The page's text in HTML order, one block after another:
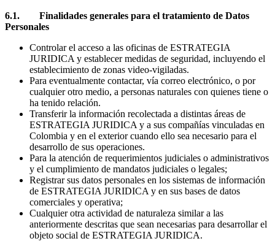
6.1. Finalidades generales para el tratamiento de Datos
Personales
Controlar el acceso a las oficinas de ESTRATEGIA
JURIDICA y establecer medidas de seguridad, incluyendo el
establecimiento de zonas video-vigiladas.
Para eventualmente contactar, vía correo electrónico, o por
cualquier otro medio, a personas naturales con quienes tiene o
ha tenido relación.
Transferir la información recolectada a distintas áreas de
ESTRATEGIA JURIDICA y a sus compañías vinculadas en
Colombia y en el exterior cuando ello sea necesario para el
desarrollo de sus operaciones.
Para la atención de requerimientos judiciales o administrativos
y el cumplimiento de mandatos judiciales o legales;
Registrar sus datos personales en los sistemas de información
de ESTRATEGIA JURIDICA y en sus bases de datos
comerciales y operativa;
Cualquier otra actividad de naturaleza similar a las
anteriormente descritas que sean necesarias para desarrollar el
objeto social de ESTRATEGIA JURIDICA.